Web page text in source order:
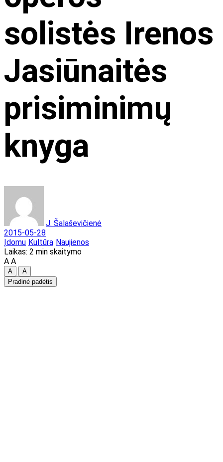
solistės Irenos
Jasiūnaitės
prisiminimų
knyga
J. Šalaševičienė
2015-05-28
Įdomu Kultūra Naujienos
Laikas: 2 min skaitymo
A A
A
A
Pradinė padėtis